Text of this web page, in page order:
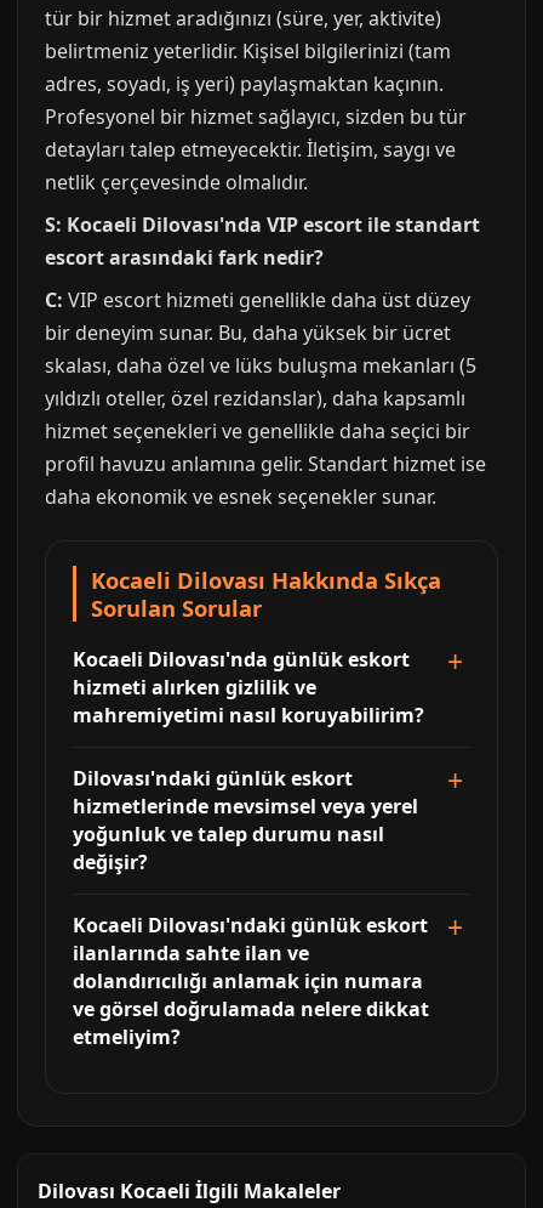
tür bir hizmet aradığınızı (süre, yer, aktivite)
belirtmeniz yeterlidir. Kişisel bilgilerinizi (tam
adres, soyadı, iş yeri) paylaşmaktan kaçının.
Profesyonel bir hizmet sağlayıcı, sizden bu tür
detayları talep etmeyecektir. İletişim, saygı ve
netlik çerçevesinde olmalıdır.
S: Kocaeli Dilovası'nda VIP escort ile standart
escort arasındaki fark nedir?
C: VIP escort hizmeti genellikle daha üst düzey
bir deneyim sunar. Bu, daha yüksek bir ücret
skalası, daha özel ve lüks buluşma mekanları (5
yıldızlı oteller, özel rezidanslar), daha kapsamlı
hizmet seçenekleri ve genellikle daha seçici bir
profil havuzu anlamına gelir. Standart hizmet ise
daha ekonomik ve esnek seçenekler sunar.
Kocaeli Dilovası Hakkında Sıkça
Sorulan Sorular
Kocaeli Dilovası'nda günlük eskort
hizmeti alırken gizlilik ve
mahremiyetimi nasıl koruyabilirim?
Dilovası'ndaki günlük eskort
hizmetlerinde mevsimsel veya yerel
yoğunluk ve talep durumu nasıl
değişir?
Kocaeli Dilovası'ndaki günlük eskort
ilanlarında sahte ilan ve
dolandırıcılığı anlamak için numara
ve görsel doğrulamada nelere dikkat
etmeliyim?
Dilovası Kocaeli İlgili Makaleler